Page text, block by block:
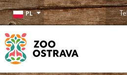
PL
ZOO Ostrava